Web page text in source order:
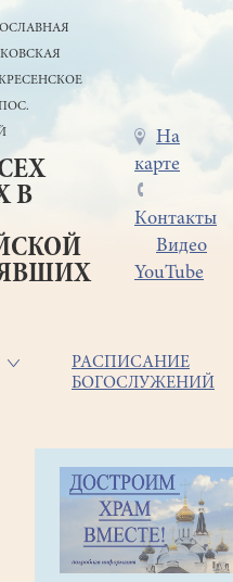
В
Меню
в
шапке
На
карте
Контакты
Видео
YouTube
РАСПИСАНИЕ
БОГОСЛУЖЕНИЙ
Строка
навигации
Галереи